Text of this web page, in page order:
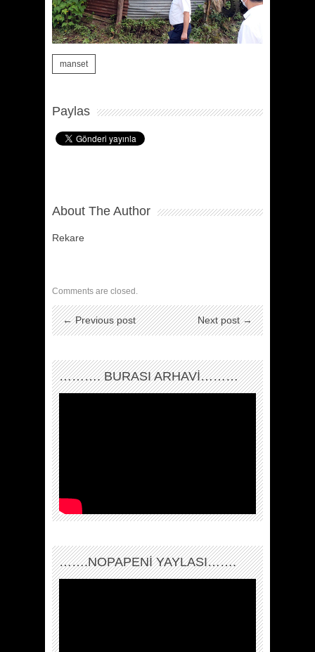
manset
Paylas
About The Author
Rekare
Comments are closed.
← Previous post Next post →
………. BURASI ARHAVİ………
…….NOPAPENİ YAYLASI…….